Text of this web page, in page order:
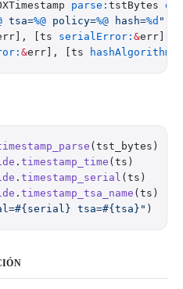
parse: tstBytes
tsa=%@ policy=%@ hash=%d "
[ts serialError: &err],
&err], [ts
(tst_bytes)
. timestamp_time (ts)
. timestamp_serial (ts)
. timestamp_tsa_name (ts)
#{serial} tsa=#{tsa} " )